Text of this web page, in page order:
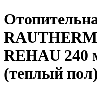
RAUTHERM
REHAU 240
(теплый пол)